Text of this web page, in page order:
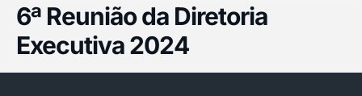
6ª Reunião da Diretoria
Executiva 2024